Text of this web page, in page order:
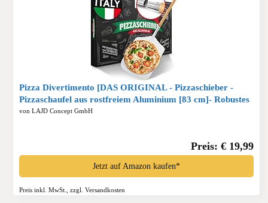
Pizza Divertimento [DAS ORIGINAL - Pizzaschieber -
Pizzaschaufel aus rostfreiem Aluminium [83 cm]- Robustes
Gewinde - Pizzaheber mit abgerundeten Kanten - Inkl. e-
von LAJD Concept GmbH
Preis: € 19,99
Jetzt auf Amazon kaufen*
Preis inkl. MwSt., zzgl. Versandkosten